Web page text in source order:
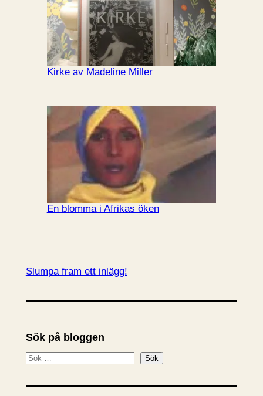
Kirke av Madeline Miller
En blomma i Afrikas öken
Slumpa fram ett inlägg!
Sök på bloggen
S
k
Sök